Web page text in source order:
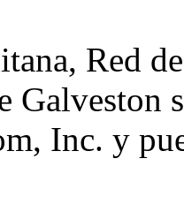
Red
Galveston
Inc. y